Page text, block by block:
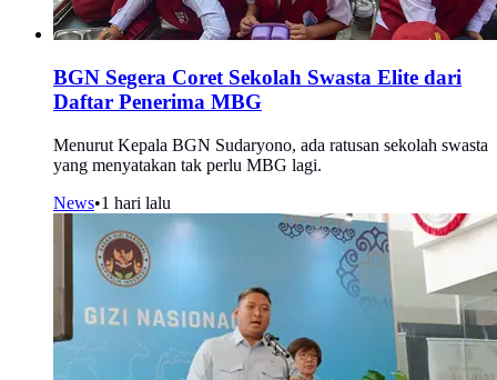
BGN Segera Coret Sekolah Swasta Elite dari
Daftar Penerima MBG
Menurut Kepala BGN Sudaryono, ada ratusan sekolah swasta
yang menyatakan tak perlu MBG lagi.
News•1 hari lalu